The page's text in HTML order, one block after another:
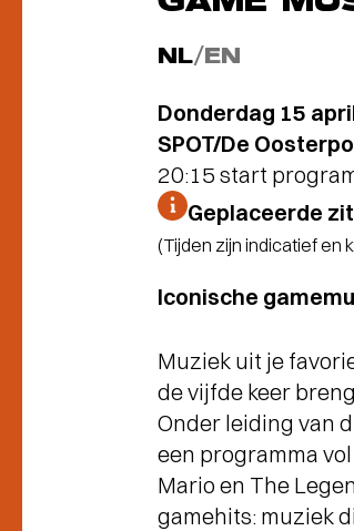
NL/EN
Donderdag 15
SPOT/De
20:15 start
Geplaceerde
(Tijden zijn indicatief en
Iconische
Muziek uit je
de vijfde keer
Onder leiding van
een programma
Mario en The
gamehits: muziek